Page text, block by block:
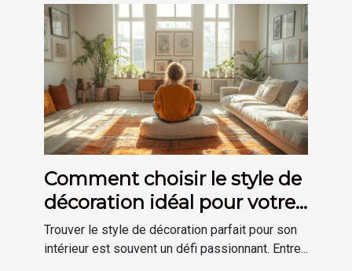
Comment choisir le style de
décoration idéal pour votre
maison
Trouver le style de décoration parfait pour son
intérieur est souvent un défi passionnant. Entre...